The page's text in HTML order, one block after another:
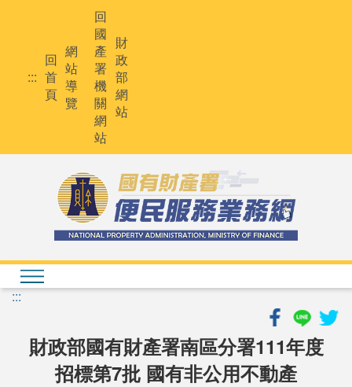
:::
回
首
頁
網
站
導
覽
回
國
產
署
機
關
網
站
財
政
部
網
站
:::
財政部國有財產署南區分署111年度
招標第7批 國有非公用不動產